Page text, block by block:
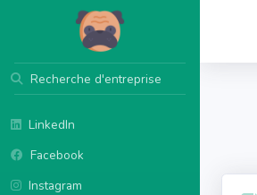
Recherche d'entreprise
LinkedIn
Facebook
Instagram